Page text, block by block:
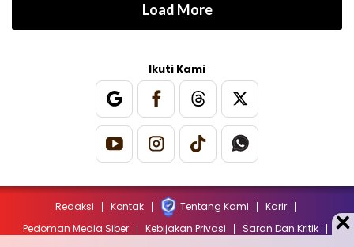
Load More
Ikuti Kami
Redaksi Kontak Tentang Kami
Karir
Pedoman Media Siber
Kebijakan Privasi
Saran Dan Kritik